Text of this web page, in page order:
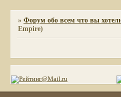
»Форум обо всем что вы
Empire)